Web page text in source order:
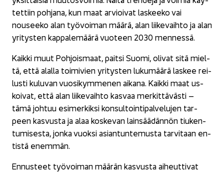
tet­tiin poh­ja­na, kun maat ar­vioi­vat las­kee­ko vai
nousee­ko alan työ­voi­man määrä, alan lii­ke­vaih­to ja alan
yri­tys­ten kap­pa­le­mää­rä vuo­teen 2030 men­nes­sä.
Kaik­ki muut Poh­jois­maat, pait­si Suomi, oli­vat sitä miel­
tä, että alal­la toi­mi­vien yri­tys­ten lu­ku­mää­rä las­kee rei­
lus­ti ku­lu­van vuo­si­kym­me­nen ai­ka­na. Kaik­ki maat us­
koi­vat, että alan lii­ke­vaih­to kas­vaa mer­kit­tä­väs­ti –
tämä joh­tuu esi­mer­kik­si kon­sul­toin­ti­pal­ve­lu­jen tar­
peen kas­vus­ta ja alaa kos­ke­van lain­sää­dän­nön tiu­ken­
tu­mi­ses­ta, jonka vuok­si asian­tun­te­mus­ta tar­vi­taan en­
tis­tä enem­män.
En­nus­teet työ­voi­man mää­rän kas­vus­ta ai­heut­ti­vat